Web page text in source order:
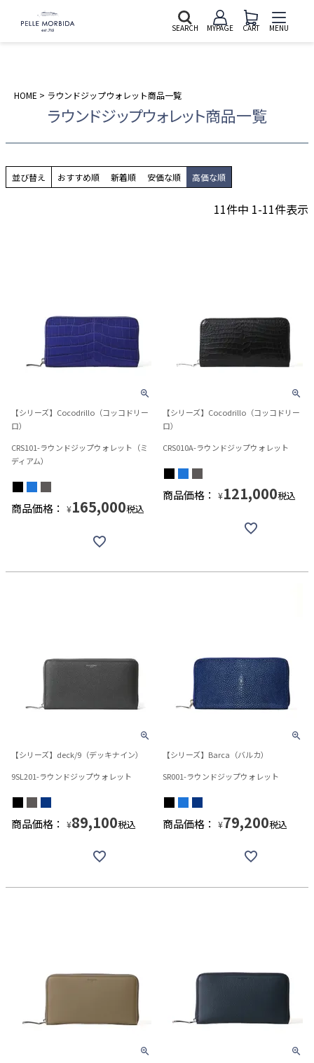
SEARCH MYPAGE CART MENU
HOME ラウンドジップウォレット商品一覧
ラウンドジップウォレット商品一覧
並び替え おすすめ順 新着順 安価な順 高価な順
11件中 1-11件表示
【シリーズ】Cocodrillo（コッコドリー
ロ）
CRS101-ラウンドジップウォレット（ミ
ディアム）
商品価格： ¥165,000税込
【シリーズ】Cocodrillo（コッコドリー
ロ）
CRS010A-ラウンドジップウォレット
商品価格： ¥121,000税込
【シリーズ】deck/9（デッキナイン）
9SL201-ラウンドジップウォレット
商品価格： ¥89,100税込
【シリーズ】Barca（バルカ）
SR001-ラウンドジップウォレット
商品価格： ¥79,200税込